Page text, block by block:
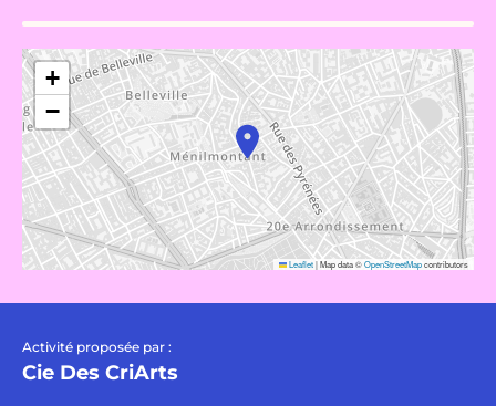
+
−
Leaflet|Map data ©OpenStreetMapcontributors
Activité proposée par :
Cie Des CriArts